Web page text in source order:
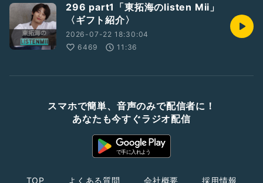
296 part1「東拓海のlisten Mii」
〈ギフト紹介〉
2026-07-22 18:30:04
6469
11:36
スマホで簡単、音声のみで配信者に！
あなたも今すぐラジオ配信
TOP よくある質問 会社概要 採用情報